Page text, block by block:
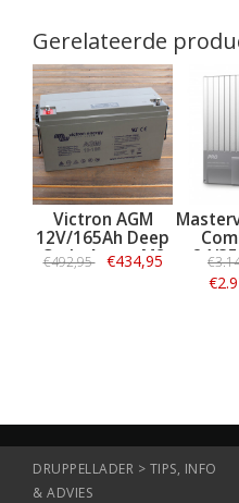
Gerelateerde
Deep
Mastervolt Mass
Combi Pro
24/3500-100
€3.149,95
DRUPPELLADER > TIPS, INFO
& ADVIES